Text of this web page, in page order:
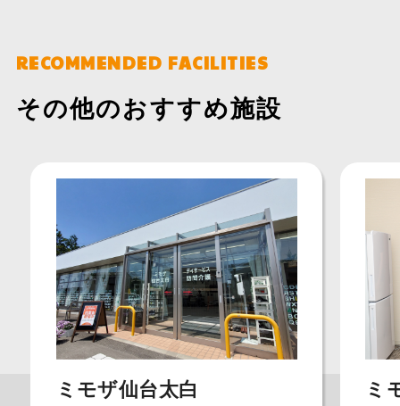
RECOMMENDED FACILITIES
その他のおすすめ施設
ミモザ仙台太白
ミ